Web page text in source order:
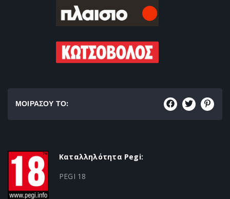
ΜΟΙΡΑΣΟΥ ΤΟ:
Καταλληλότητα Pegi:
PEGI 18